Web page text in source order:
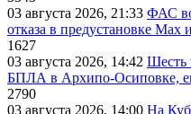
03 августа 2026, 21:33 ФАС
отказа в предустановке Max
1627
03 августа 2026, 14:42 Шесть
БПЛА в Архипо-Осиповке,
2790
03 августа 2026, 14:00 На